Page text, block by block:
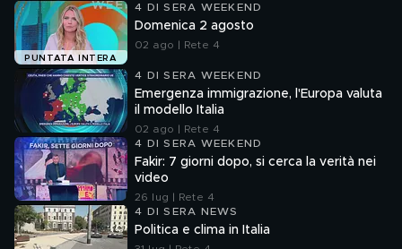
PUNTATA INTERA
4 DI SERA WEEKEND
Domenica 2 agosto
02 ago | Rete 4
4 DI SERA WEEKEND
Emergenza immigrazione, l'Europa valuta
il modello Italia
02 ago | Rete 4
4 DI SERA WEEKEND
Fakir: 7 giorni dopo, si cerca la verità nei
video
26 lug | Rete 4
4 DI SERA NEWS
Politica e clima in Italia